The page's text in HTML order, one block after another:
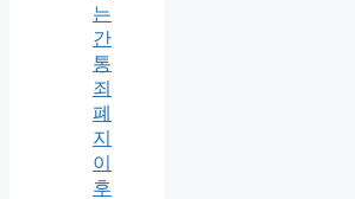
는
간
통
죄
폐
지
이
후